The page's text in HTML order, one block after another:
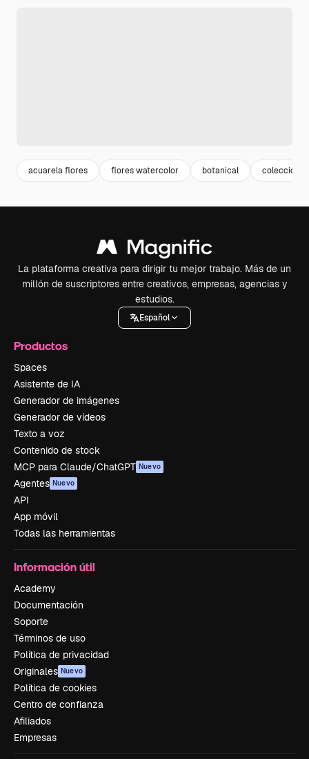
acuarela flores flores watercolor botanical coleccion
La plataforma creativa para dirigir tu mejor trabajo. Más de un
millón de suscriptores entre creativos, empresas, agencias y
estudios.
Español
Productos
Spaces
Asistente de IA
Generador de imágenes
Generador de vídeos
Texto a voz
Contenido de stock
MCP para Claude/ChatGPT Nuevo
Agentes Nuevo
API
App móvil
Todas las herramientas
Información útil
Academy
Documentación
Soporte
Términos de uso
Política de privacidad
Originales Nuevo
Política de cookies
Centro de confianza
Afiliados
Empresas